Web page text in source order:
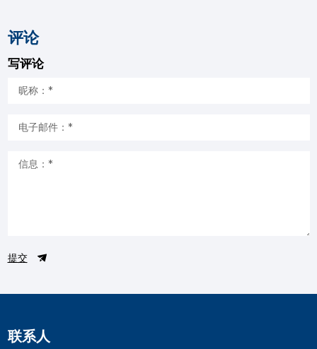
评论
写评论
提交
联系人